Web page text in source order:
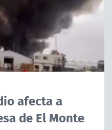
afecta a
de El Monte